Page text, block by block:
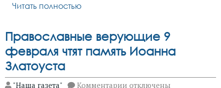
Читать полностью
Православные верующие 9
февраля чтят память Иоанна
Златоуста
"Наша газета" Комментарии котключены